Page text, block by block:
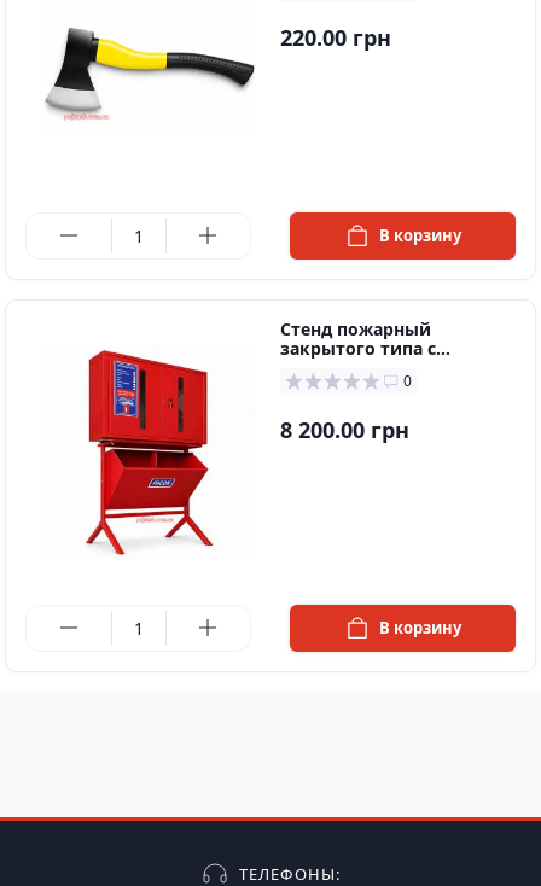
220.00 грн
В корзину
Стенд пожарный
закрытого типа с
ящиком
0
8 200.00 грн
В корзину
ТЕЛЕФОНЫ: